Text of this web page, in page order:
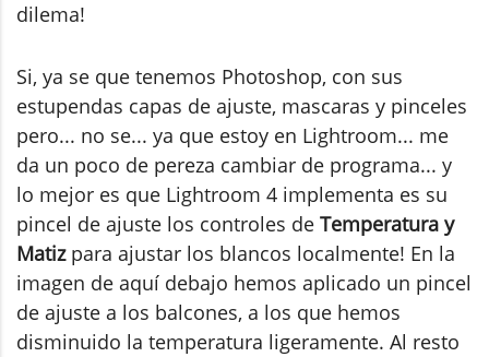
dilema!
Si, ya se que tenemos Photoshop, con sus
estupendas capas de ajuste, mascaras y pinceles
pero... no se... ya que estoy en Lightroom... me
da un poco de pereza cambiar de programa... y
lo mejor es que Lightroom 4 implementa es su
pincel de ajuste los controles de Temperatura y
Matizpara ajustar los blancos localmente! En la
imagen de aquí debajo hemos aplicado un pincel
de ajuste a los balcones, a los que hemos
disminuido la temperatura ligeramente. Al resto